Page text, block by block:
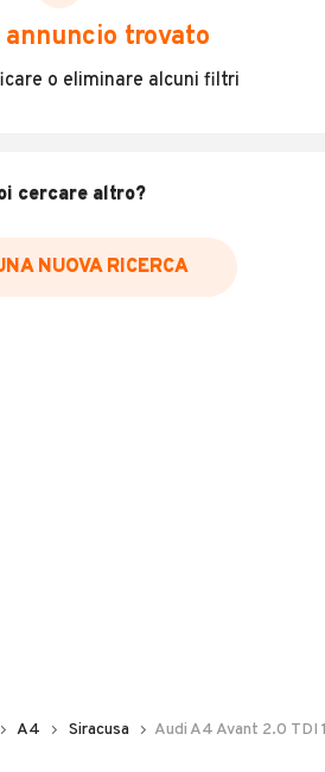
e sicuro, come:
coinvolto il veicolo
revisioni effettuate
per verificare la disponibilità
annuncio trovato
o eliminare alcuni filtri
cercare altro?
NUOVA RICERCA
A4 Siracusa Audi A4 Avant 2.0 TDI